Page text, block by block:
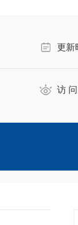
更新
访 问